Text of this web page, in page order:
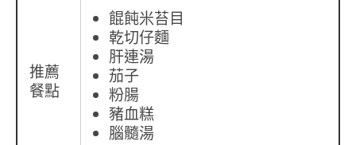
推薦
餐點
餛飩米苔目
乾切仔麵
肝連湯
茄子
粉腸
豬血糕
腦髓湯